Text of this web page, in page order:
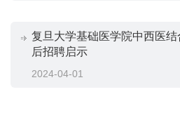
复旦大学基础医学院中西医
后招聘启示
2024-04-01